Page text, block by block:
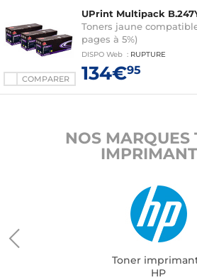
COMPARER
UPrint Multipack
Toners jaune
pages à 5%)
DISPO Web : RUPTURE
134€95
NOS MARQUES
Toner
HP